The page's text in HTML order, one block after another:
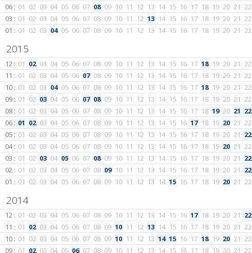
06 : 01 02 03 04 05 06 07 08 09 10 11 12 13 14 15 16 17 18 19 20 21 22
03 : 01 02 03 04 05 06 07 08 09 10 11 12 13 14 15 16 17 18 19 20 21 22
01 : 01 02 03 04 05 06 07 08 09 10 11 12 13 14 15 16 17 18 19 20 21 22
2015
12 : 01 02 03 04 05 06 07 08 09 10 11 12 13 14 15 16 17 18 19 20 21 22
11 : 01 02 03 04 05 06 07 08 09 10 11 12 13 14 15 16 17 18 19 20 21 22
10 : 01 02 03 04 05 06 07 08 09 10 11 12 13 14 15 16 17 18 19 20 21 22
09 : 01 02 03 04 05 06 07 08 09 10 11 12 13 14 15 16 17 18 19 20 21 22
08 : 01 02 03 04 05 06 07 08 09 10 11 12 13 14 15 16 17 18 19 20 21 22
06 : 01 02 03 04 05 06 07 08 09 10 11 12 13 14 15 16 17 18 19 20 21 22
05 : 01 02 03 04 05 06 07 08 09 10 11 12 13 14 15 16 17 18 19 20 21 22
04 : 01 02 03 04 05 06 07 08 09 10 11 12 13 14 15 16 17 18 19 20 21 22
03 : 01 02 03 04 05 06 07 08 09 10 11 12 13 14 15 16 17 18 19 20 21 22
02 : 01 02 03 04 05 06 07 08 09 10 11 12 13 14 15 16 17 18 19 20 21 22
01 : 01 02 03 04 05 06 07 08 09 10 11 12 13 14 15 16 17 18 19 20 21 22
2014
12 : 01 02 03 04 05 06 07 08 09 10 11 12 13 14 15 16 17 18 19 20 21 22
11 : 01 02 03 04 05 06 07 08 09 10 11 12 13 14 15 16 17 18 19 20 21 22
10 : 01 02 03 04 05 06 07 08 09 10 11 12 13 14 15 16 17 18 19 20 21 22
09 : 01 02 03 04 05 06 07 08 09 10 11 12 13 14 15 16 17 18 19 20 21 22